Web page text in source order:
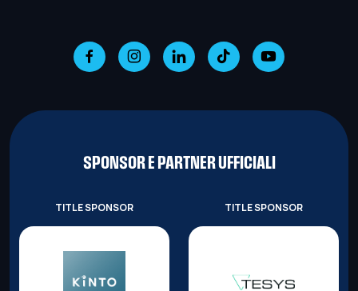
SPONSOR E PARTNER UFFICIALI
TITLE SPONSOR TITLE SPONSOR